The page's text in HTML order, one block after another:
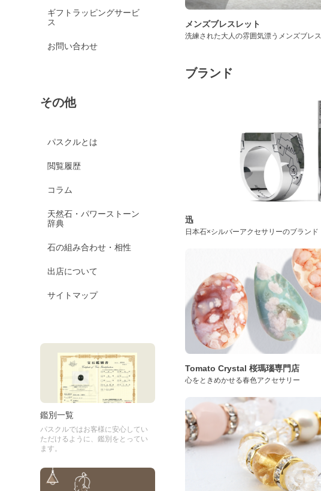
ギフトラッピングサービ
ス
お問い合わせ
その他
パスクルとは
閲覧履歴
コラム
天然石・パワーストーン
辞典
石の組み合わせ・相性
出店について
サイトマップ
鑑別一覧
パスクルではお客様に安心してい
ただけるように、鑑別をとってい
ます。
メンズブレスレット
洗練された大人の雰囲気漂うメンズブレス
ブランド
迅
日本石×シルバーアクセサリーのブランド
Tomato Crystal 桜瑪瑙専門店
心をときめかせる春色アクセサリー